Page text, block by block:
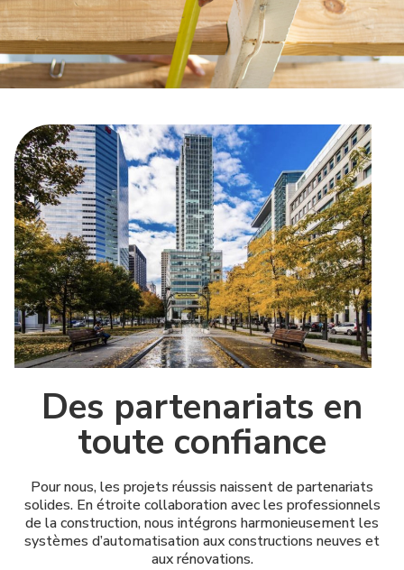
Des partenariats en
toute confiance
Pour nous, les projets réussis naissent de partenariats
solides. En étroite collaboration avec les professionnels
de la construction, nous intégrons harmonieusement les
systèmes d’automatisation aux constructions neuves et
aux rénovations.